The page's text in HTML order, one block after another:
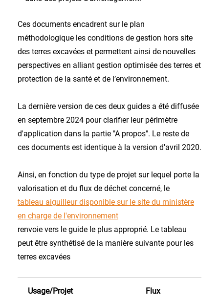
Ces documents encadrent sur le plan
méthodologique les conditions de gestion hors site
des terres excavées et permettent ainsi de nouvelles
perspectives en alliant gestion optimisée des terres et
protection de la santé et de l’environnement.
La dernière version de ces deux guides a été diffusée
en septembre 2024 pour clarifier leur périmètre
d'application dans la partie "A propos". Le reste de
ces documents est identique à la version d'avril 2020.
Ainsi, en fonction du type de projet sur lequel porte la
valorisation et du flux de déchet concerné, le
tableau aiguilleur disponible sur le site du ministère
en charge de l'environnement
renvoie vers le guide le plus approprié. Le tableau
peut être synthétisé de la manière suivante pour les
terres excavées
Usage/Projet Flux